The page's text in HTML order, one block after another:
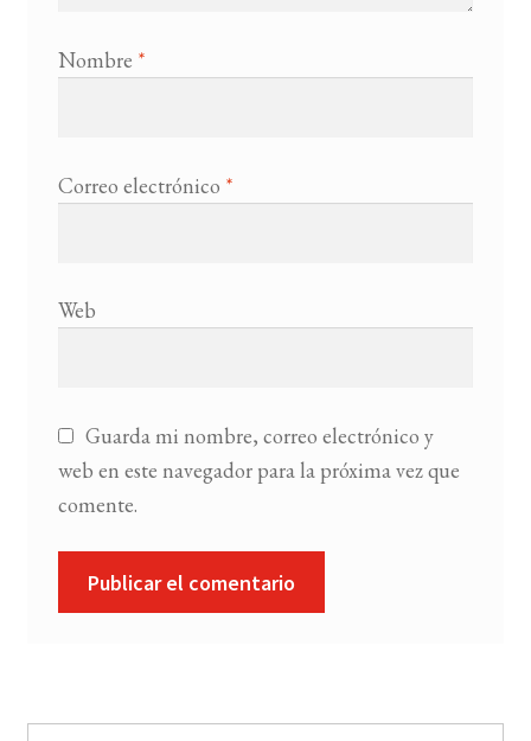
Nombre *
Correo electrónico *
Web
Guarda mi nombre, correo electrónico y
web en este navegador para la próxima vez que
comente.